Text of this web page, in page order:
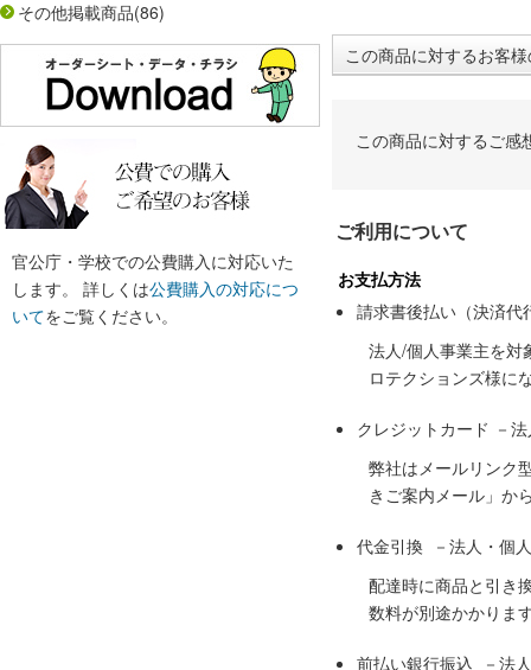
その他掲載商品(86)
官公庁・学校での公費購入に対応いた
します。 詳しくは公費購入の対応につ
いてをご覧ください。
この商品に対するお客
この商品に対するご感
ご利用について
お支払方法
請求書後払い（決済代
法人/個人事業主を対
ロテクションズ様に
クレジットカード －
弊社はメールリンク
きご案内メール」か
代金引換 －法人・個
配達時に商品と引き
数料が別途かかりま
前払い銀行振込 －法